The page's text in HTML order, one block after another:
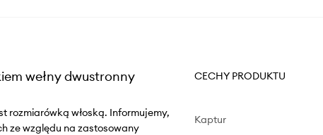
wełny dwustronny
rozmiarówką włoską. Informujemy,
ze względu na zastosowany
CECHY PRODUKTU
Kaptur